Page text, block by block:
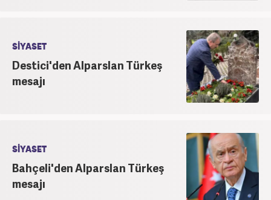
SİYASET
Destici'den Alparslan Türkeş
mesajı
SİYASET
Bahçeli'den Alparslan Türkeş
mesajı